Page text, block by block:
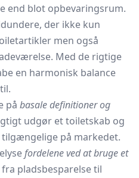
end blot opbevaringsrum.
der ikke kun
men også
Med de rigtige
en harmonisk balance
på basale definitioner og
udgør et toiletskab og
på markedet.
fordelene ved at bruge et
pladsbesparelse til